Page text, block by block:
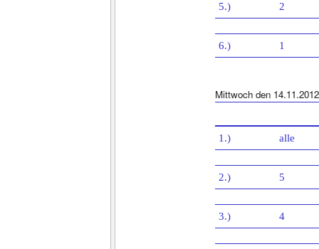
5.) 2
6.) 1
Mittwoch den 14.11.2012
1.) alle
2.) 5
3.) 4